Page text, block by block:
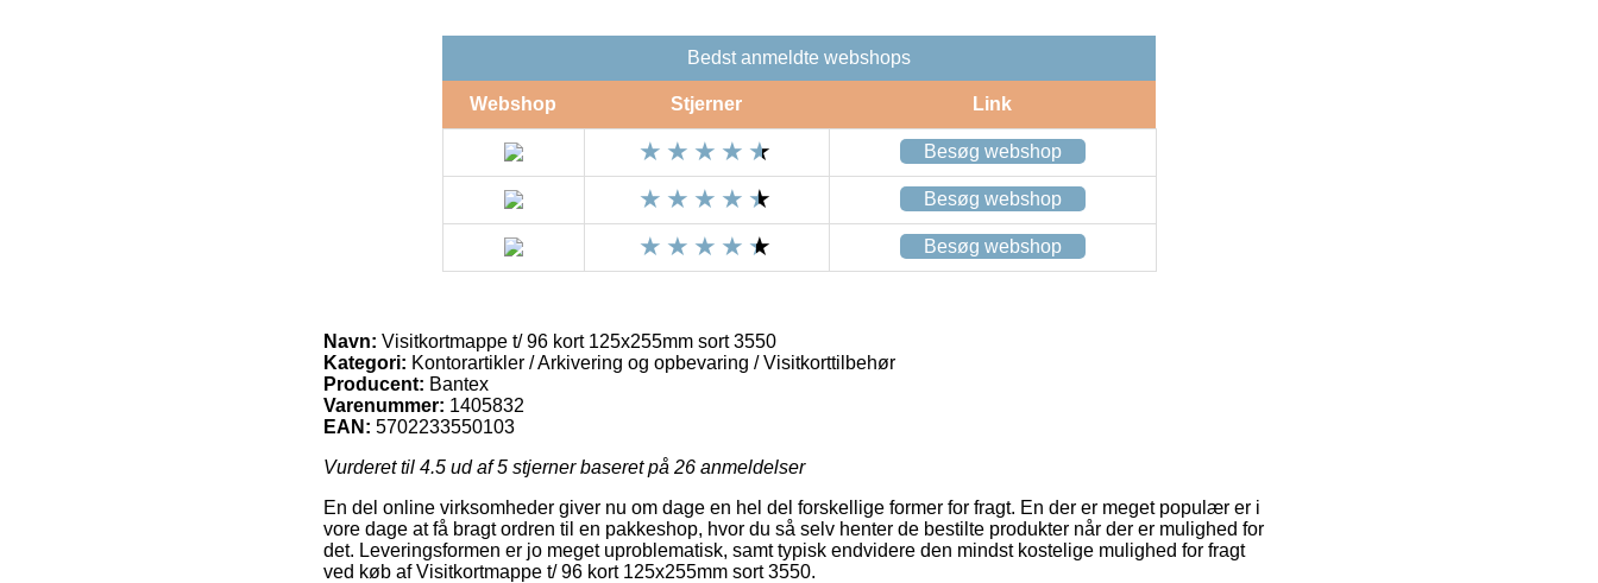
Bedst anmeldte webshops
Webshop Stjerner Link
Besøg webshop
Besøg webshop
Besøg webshop
Navn: Visitkortmappe t/ 96 kort 125x255mm sort 3550
Kategori: Kontorartikler / Arkivering og opbevaring / Visitkorttilbehør
Producent: Bantex
Varenummer: 1405832
EAN: 5702233550103
Vurderet til 4.5 ud af 5 stjerner baseret på 26 anmeldelser
En del online virksomheder giver nu om dage en hel del forskellige former for fragt. En der er meget populær er i
vore dage at få bragt ordren til en pakkeshop, hvor du så selv henter de bestilte produkter når der er mulighed for
det. Leveringsformen er jo meget uproblematisk, samt typisk endvidere den mindst kostelige mulighed for fragt
ved køb af Visitkortmappe t/ 96 kort 125x255mm sort 3550.